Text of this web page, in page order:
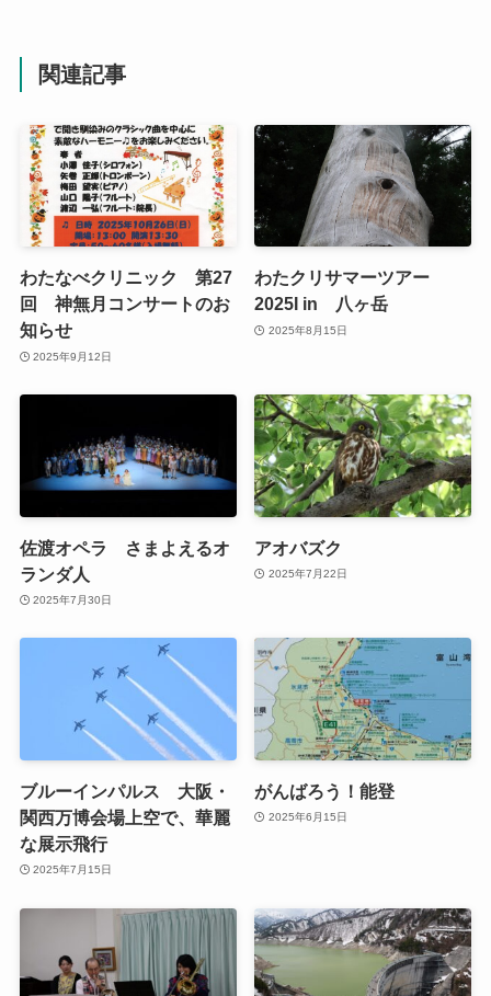
関連記事
わたなべクリニック 第27
回 神無月コンサートのお
知らせ
2025年9月12日
わたクリサマーツアー
2025I in 八ヶ岳
2025年8月15日
佐渡オペラ さまよえるオ
ランダ人
2025年7月30日
アオバズク
2025年7月22日
ブルーインパルス 大阪・
関西万博会場上空で、華麗
な展示飛行
2025年7月15日
がんばろう！能登
2025年6月15日